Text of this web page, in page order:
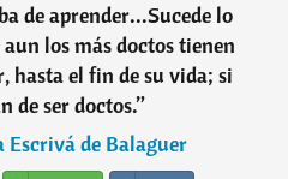
de aprender...Sucede lo
los más doctos tienen
hasta el fin de su vida; si
de ser doctos.”
Escrivá de Balaguer